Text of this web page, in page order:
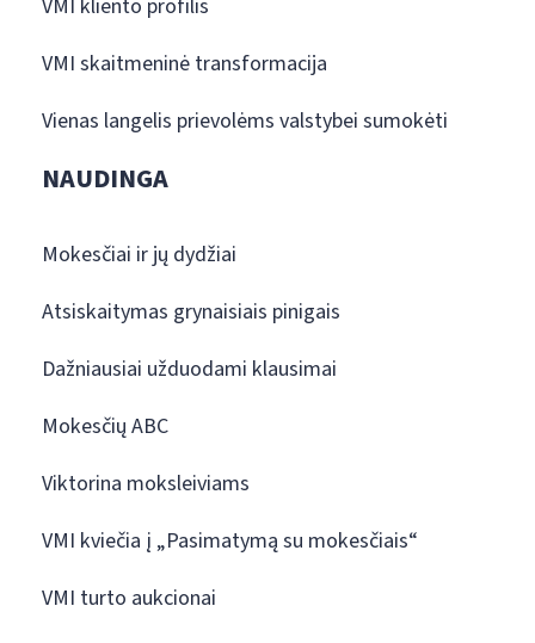
VMI kliento profilis
VMI skaitmeninė transformacija
Vienas langelis prievolėms valstybei sumokėti
NAUDINGA
Mokesčiai ir jų dydžiai
Atsiskaitymas grynaisiais pinigais
Dažniausiai užduodami klausimai
Mokesčių ABC
Viktorina moksleiviams
VMI kviečia į „Pasimatymą su mokesčiais“
VMI turto aukcionai